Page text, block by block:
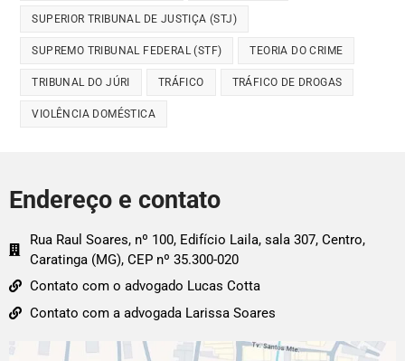
SUPERIOR TRIBUNAL DE JUSTIÇA (STJ)
SUPREMO TRIBUNAL FEDERAL (STF) TEORIA DO CRIME
TRIBUNAL DO JÚRI TRÁFICO TRÁFICO DE DROGAS
VIOLÊNCIA DOMÉSTICA
Endereço e contato
Rua Raul Soares, nº 100, Edifício Laila, sala 307, Centro,
Caratinga (MG), CEP nº 35.300-020
Contato com o advogado Lucas Cotta
Contato com a advogada Larissa Soares